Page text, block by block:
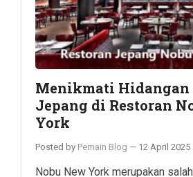
Menikmati Hidangan
Jepang di Restoran
York
Posted by Pemain Blog — 12 April 2025
Nobu New York merupakan